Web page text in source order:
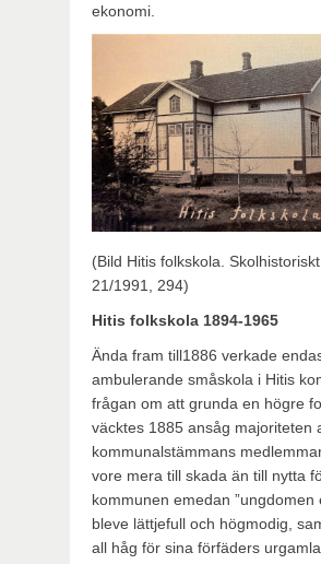
ekonomi.
(Bild Hitis folkskola.
21/1991, 294)
Hitis folkskola 1894-1965
Ända fram till1886 verkade
ambulerande småskola i Hitis
frågan om att grunda en högre
väcktes 1885 ansåg majoriteten
kommunalstämmans
vore mera till skada än till nytta
kommunen emedan ”ungdomen
bleve lättjefull och högmodig,
all håg för sina förfäders